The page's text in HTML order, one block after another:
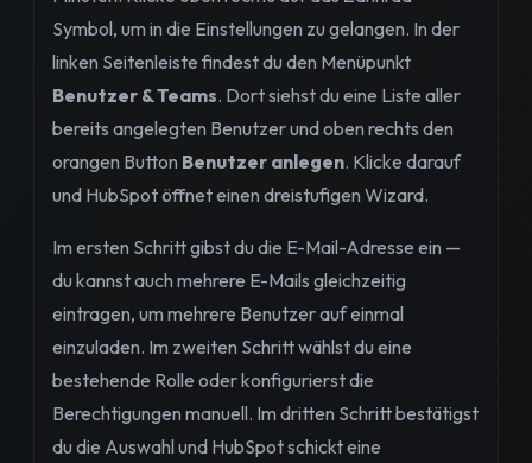
Symbol, um in die Einstellungen zu gelangen. In der
linken Seitenleiste findest du den Menüpunkt
Benutzer & Teams. Dort siehst du eine Liste aller
bereits angelegten Benutzer und oben rechts den
orangen Button Benutzer anlegen. Klicke darauf
und HubSpot öffnet einen dreistufigen Wizard.
Im ersten Schritt gibst du die E-Mail-Adresse ein —
du kannst auch mehrere E-Mails gleichzeitig
eintragen, um mehrere Benutzer auf einmal
einzuladen. Im zweiten Schritt wählst du eine
bestehende Rolle oder konfigurierst die
Berechtigungen manuell. Im dritten Schritt bestätigst
du die Auswahl und HubSpot schickt eine